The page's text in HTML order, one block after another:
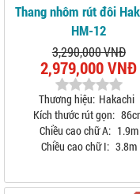
Thang nhôm rút đôi
HM-12
3,290,000 VNĐ
2,979,000 VNĐ
Thương hiệu: Hakachi
Kích thước rút gọn:
Chiều cao chữ A: 1.9m
Chiều cao chữ I: 3.8m